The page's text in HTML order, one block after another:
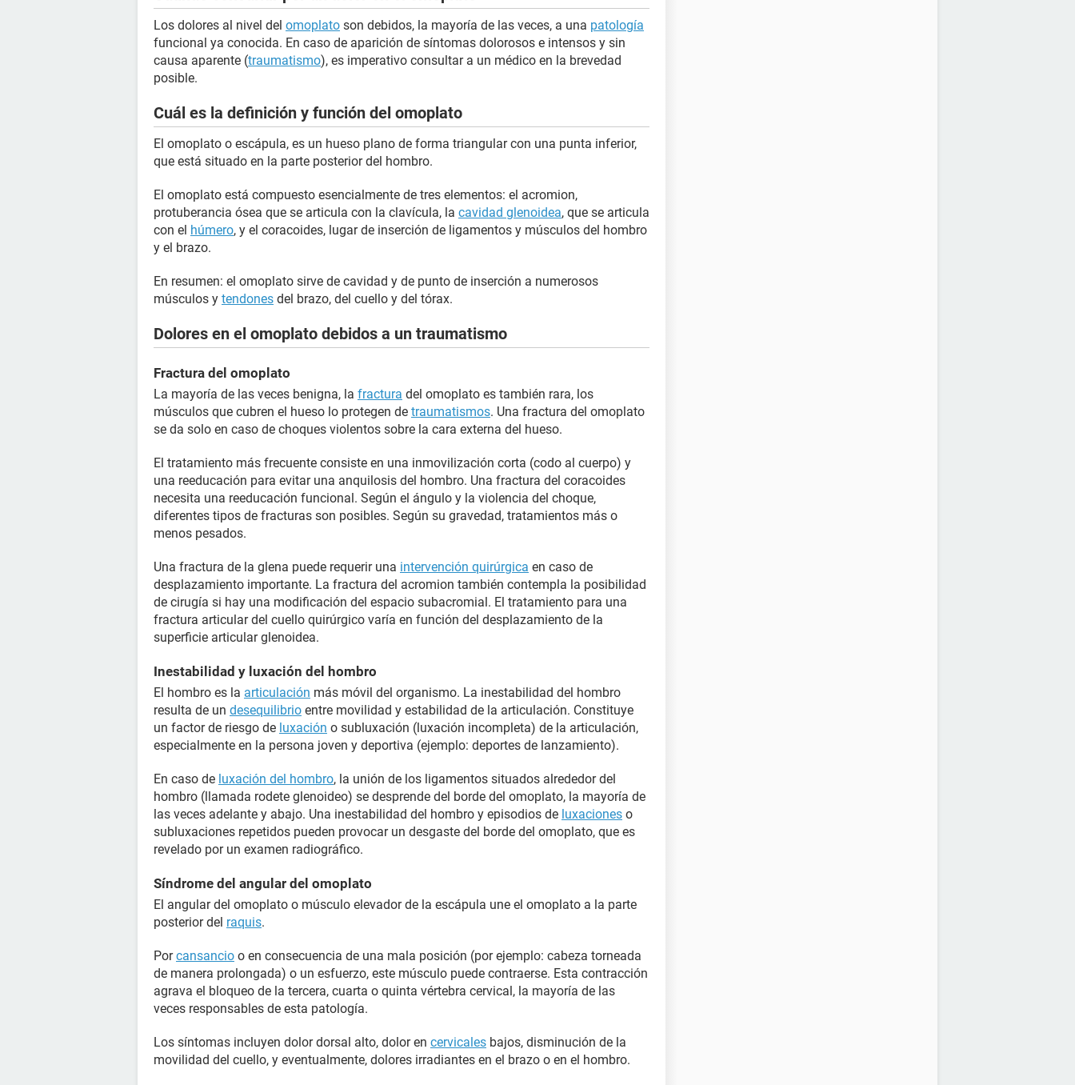
Los dolores al nivel del omoplato son debidos, la mayoría de las veces, a una patología
funcional ya conocida. En caso de aparición de síntomas dolorosos e intensos y sin
causa aparente (traumatismo), es imperativo consultar a un médico en la brevedad
posible.
Cuál es la definición y función del omoplato
El omoplato o escápula, es un hueso plano de forma triangular con una punta inferior,
que está situado en la parte posterior del hombro.
El omoplato está compuesto esencialmente de tres elementos: el acromion,
protuberancia ósea que se articula con la clavícula, la cavidad glenoidea, que se articula
con el húmero, y el coracoides, lugar de inserción de ligamentos y músculos del hombro
y el brazo.
En resumen: el omoplato sirve de cavidad y de punto de inserción a numerosos
músculos y tendones del brazo, del cuello y del tórax.
Dolores en el omoplato debidos a un traumatismo
Fractura del omoplato
La mayoría de las veces benigna, la fractura del omoplato es también rara, los
músculos que cubren el hueso lo protegen de traumatismos. Una fractura del omoplato
se da solo en caso de choques violentos sobre la cara externa del hueso.
El tratamiento más frecuente consiste en una inmovilización corta (codo al cuerpo) y
una reeducación para evitar una anquilosis del hombro. Una fractura del coracoides
necesita una reeducación funcional. Según el ángulo y la violencia del choque,
diferentes tipos de fracturas son posibles. Según su gravedad, tratamientos más o
menos pesados.
Una fractura de la glena puede requerir una intervención quirúrgica en caso de
desplazamiento importante. La fractura del acromion también contempla la posibilidad
de cirugía si hay una modificación del espacio subacromial. El tratamiento para una
fractura articular del cuello quirúrgico varía en función del desplazamiento de la
superficie articular glenoidea.
Inestabilidad y luxación del hombro
El hombro es la articulación más móvil del organismo. La inestabilidad del hombro
resulta de un desequilibrio entre movilidad y estabilidad de la articulación. Constituye
un factor de riesgo de luxación o subluxación (luxación incompleta) de la articulación,
especialmente en la persona joven y deportiva (ejemplo: deportes de lanzamiento).
En caso de luxación del hombro, la unión de los ligamentos situados alrededor del
hombro (llamada rodete glenoideo) se desprende del borde del omoplato, la mayoría de
las veces adelante y abajo. Una inestabilidad del hombro y episodios de luxaciones o
subluxaciones repetidos pueden provocar un desgaste del borde del omoplato, que es
revelado por un examen radiográfico.
Síndrome del angular del omoplato
El angular del omoplato o músculo elevador de la escápula une el omoplato a la parte
posterior del raquis.
Porcansancio o en consecuencia de una mala posición (por ejemplo: cabeza torneada
de manera prolongada) o un esfuerzo, este músculo puede contraerse. Esta contracción
agrava el bloqueo de la tercera, cuarta o quinta vértebra cervical, la mayoría de las
veces responsables de esta patología.
Los síntomas incluyen dolor dorsal alto, dolor en cervicales bajos, disminución de la
movilidad del cuello, y eventualmente, dolores irradiantes en el brazo o en el hombro.